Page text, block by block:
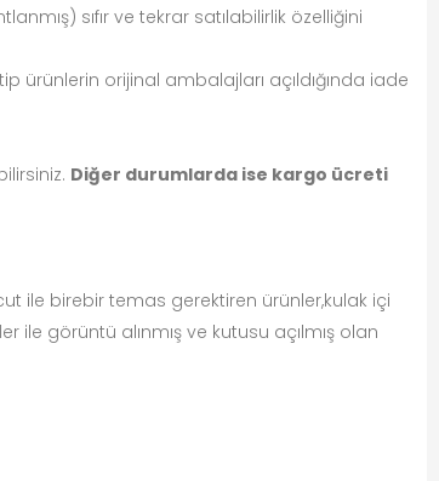
sıfır ve tekrar satılabilirlik özelliğini
orijinal ambalajları açıldığında iade
Diğer durumlarda ise kargo ücreti
ile birebir temas gerektiren ürünler,kulak içi
ile görüntü alınmış ve kutusu açılmış olan